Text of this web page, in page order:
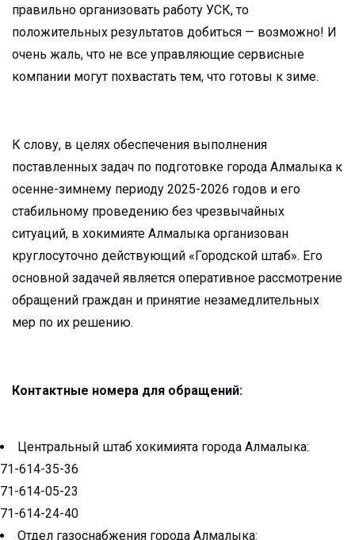
правильно организовать работу УСК, то
положительных результатов добиться — возможно! И
очень жаль, что не все управляющие сервисные
компании могут похвастать тем, что готовы к зиме.
К слову, в целях обеспечения выполнения
поставленных задач по подготовке города Алмалыка к
осенне-зимнему периоду 2025-2026 годов и его
стабильному проведению без чрезвычайных
ситуаций, в хокимияте Алмалыка организован
круглосуточно действующий «Городской штаб». Его
основной задачей является оперативное рассмотрение
обращений граждан и принятие незамедлительных
мер по их решению.
Контактные номера для обращений:
Центральный штаб хокимията города Алмалыка:
71-614-35-36
71-614-05-23
71-614-24-40
Отдел газоснабжения города Алмалыка: